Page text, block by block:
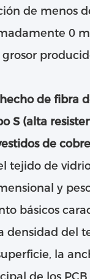
de menos
0
de fibra
S (alta
de
tejido de
y
básicos
del
la